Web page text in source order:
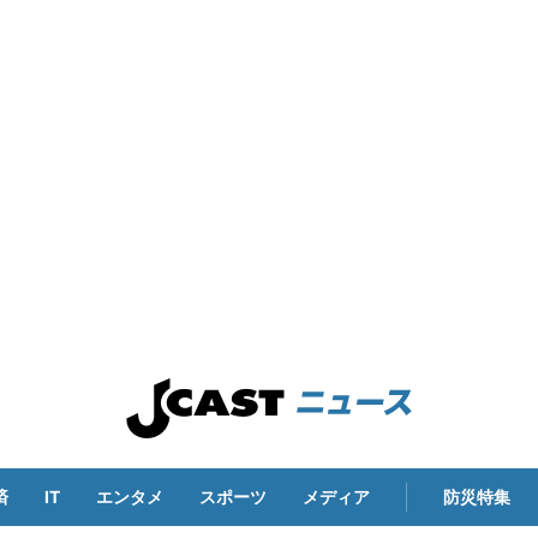
IT エンタメ スポーツ メディア 防災特集